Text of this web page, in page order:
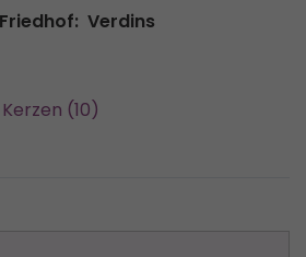
Friedhof: Verdins
Kerzen (10)